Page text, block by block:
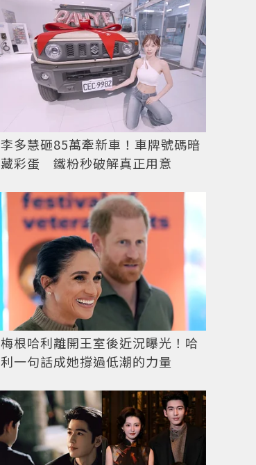
李多慧砸85萬牽新車！車牌號碼暗
藏彩蛋 鐵粉秒破解真正用意
梅根哈利離開王室後近況曝光！哈
利一句話成她撐過低潮的力量